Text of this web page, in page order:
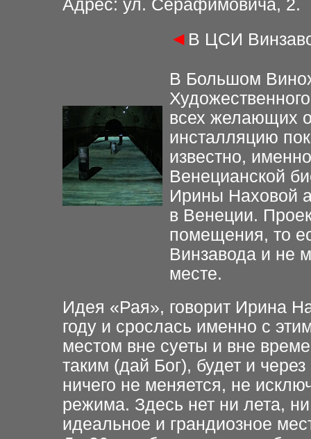
Адрес: ул. Серафимовича, 2.
◄ В ЦСИ
В Большом
всех желающих
инсталляцию
известно,
Венецианской
Ирины Наховой
в Венеции.
помещения, то
Винзавода и не
месте.
Идея «Рая», говорит Ирина
году и срослась именно с
местом вне суеты и вне
таким (дай Бог), будет и
ничего не меняется, не
режима. Здесь нет ни лета,
идеальное и грандиозное